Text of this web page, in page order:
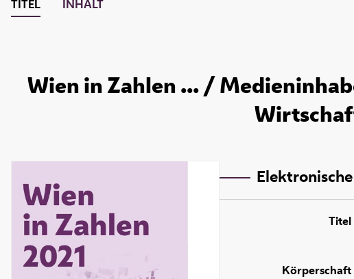
TITEL INHALT
Wien in Zahlen ... /
Titel
Körperschaft